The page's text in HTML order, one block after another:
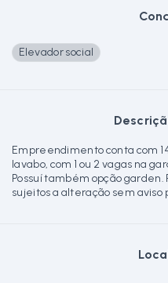
Elevador social
Empreendimento conta com
lavabo, com 1 ou 2 vagas na
Possuí também opção
sujeitos a alteração sem aviso